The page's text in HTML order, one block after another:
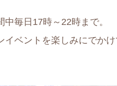
毎日17時～22時まで。
ベントを楽しみにでか